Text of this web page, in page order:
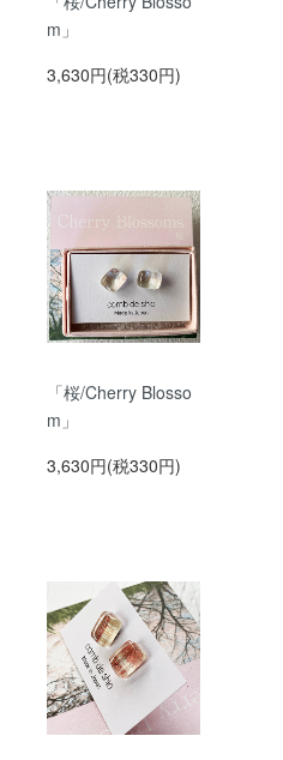
m」
3,630円(税330円)
「桜/Cherry Blosso
m」
3,630円(税330円)